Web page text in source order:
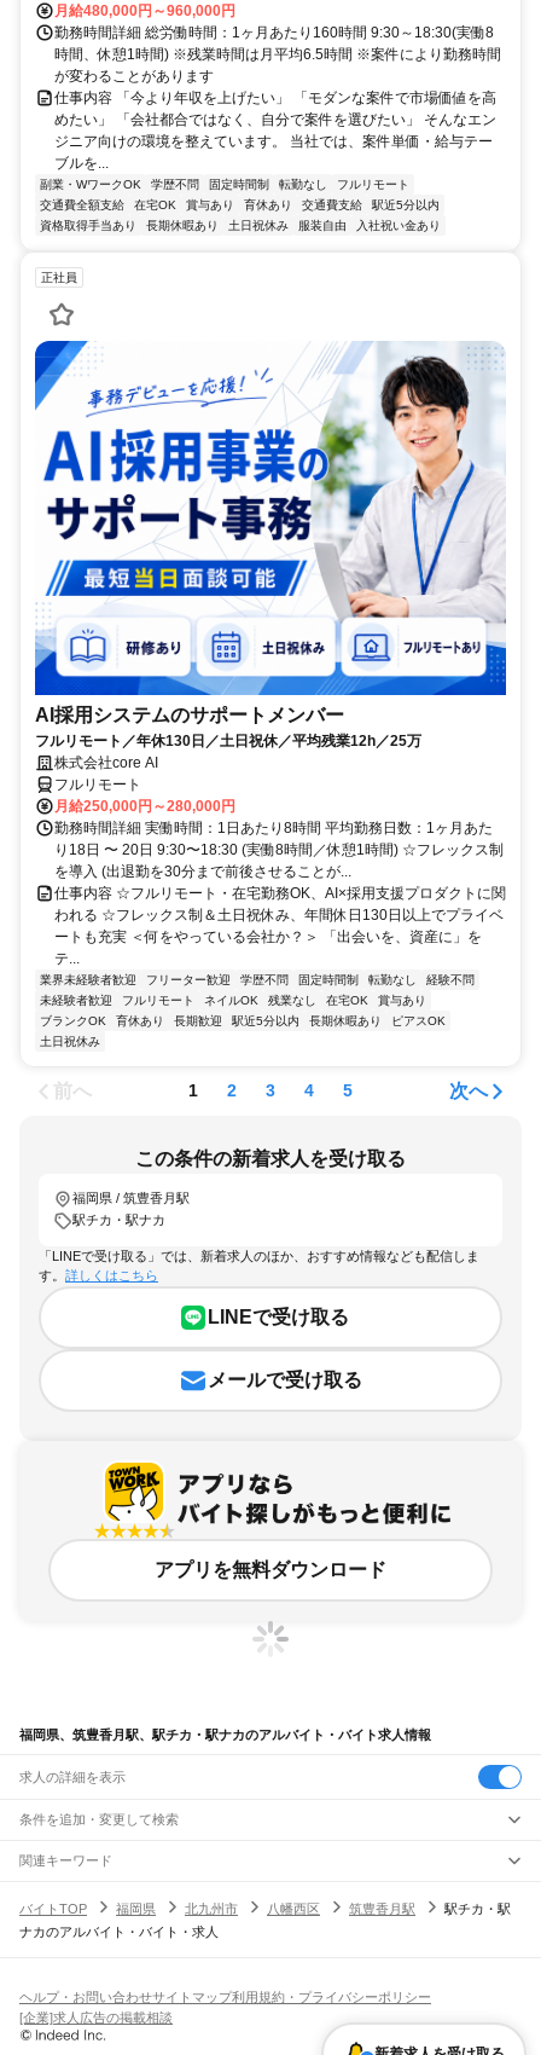
月給480,000円～960,000円
勤務時間詳細 総労働時間：1ヶ月あたり160時間 9:30～18:30(実働8
時間、休憩1時間) ※残業時間は月平均6.5時間 ※案件により勤務時間
が変わることがあります
仕事内容 「今より年収を上げたい」 「モダンな案件で市場価値を高
めたい」 「会社都合ではなく、自分で案件を選びたい」 そんなエン
ジニア向けの環境を整えています。 当社では、案件単価・給与テー
ブルを...
副業・WワークOK 学歴不問 固定時間制 転勤なし
フルリモート
交通費全額支給
在宅OK 賞与あり 育休あり 交通費支給
駅近5分以内
資格取得手当あり
長期休暇あり 土日祝休み 服装自由 入社祝い金あり
正社員
AI採用システムのサポートメンバー
フルリモート／年休130日／土日祝休／平均残業12h／25万
株式会社core AI
フルリモート
月給250,000円～280,000円
勤務時間詳細 実働時間：1日あたり8時間 平均勤務日数：1ヶ月あた
り18日 〜 20日 9:30〜18:30 (実働8時間／休憩1時間) ☆フレックス制
を導入 (出退勤を30分まで前後させることが...
仕事内容 ☆フルリモート・在宅勤務OK、AI×採用支援プロダクトに関
われる ☆フレックス制＆土日祝休み、年間休日130日以上でプライベ
ートも充実 ＜何をやっている会社か？＞ 「出会いを、資産に」を
テ...
業界未経験者歓迎 フリーター歓迎 学歴不問 固定時間制 転勤なし
経験不問
未経験者歓迎
フルリモート ネイルOK 残業なし 在宅OK
賞与あり
ブランクOK
育休あり 長期歓迎 駅近5分以内 長期休暇あり
ピアスOK
土日祝休み
前へ 1 2 3 4 5 次へ
この条件の新着求人を受け取る
福岡県 / 筑豊香月駅
駅チカ・駅ナカ
「LINEで受け取る」では、新着求人のほか、おすすめ情報なども配信しま
す。 詳しくはこちら
LINEで受け取る
メールで受け取る
アプリを無料ダウンロード
福岡県、筑豊香月駅、駅チカ・駅ナカのアルバイト・バイト求人情報
求人の詳細を表示
条件を追加・変更して検索
市区町村を追加・変更
福岡県すべて
北九州市 すべて
東区博多区中央区南区西区城南区早良区
大牟田市 八女市
駅を追加・変更
JR博多南線
博多駅博多南駅
職種を追加・変更
飲食・フードサービスすべて
ホールスタッフキッチンスタッフ
パン屋（ベーカリー）
バー（BAR）・バーテンダー
人気
日払いOK高校生歓迎 髪型・髪色自由
雇用形態を追加・変更
関連キーワード
バイトTOP
福岡県 北九州市 八幡西区 筑豊香月駅
駅チカ・駅
ナカのアルバイト・バイト・求人
ヘルプ・お問い合わせサイトマップ利用規約・プライバシーポリシー
[企業]求人広告の掲載相談